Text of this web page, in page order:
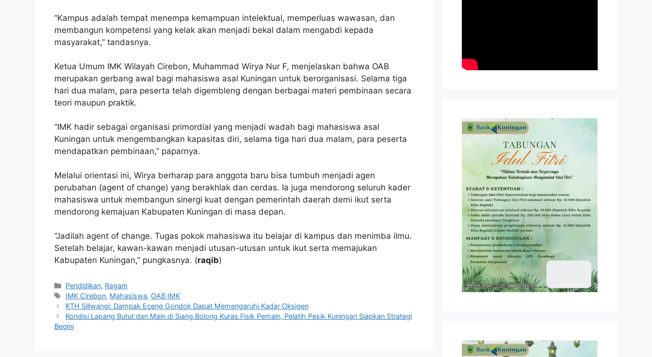
“Kampus adalah tempat menempa kemampuan intelektual, memperluas wawasan, dan
membangun kompetensi yang kelak akan menjadi bekal dalam mengabdi kepada
masyarakat,” tandasnya.
Ketua Umum IMK Wilayah Cirebon, Muhammad Wirya Nur F, menjelaskan bahwa OAB
merupakan gerbang awal bagi mahasiswa asal Kuningan untuk berorganisasi. Selama tiga
hari dua malam, para peserta telah digembleng dengan berbagai materi pembinaan secara
teori maupun praktik.
“IMK hadir sebagai organisasi primordial yang menjadi wadah bagi mahasiswa asal
Kuningan untuk mengembangkan kapasitas diri, selama tiga hari dua malam, para peserta
mendapatkan pembinaan,” paparnya.
Melalui orientasi ini, Wirya berharap para anggota baru bisa tumbuh menjadi agen
perubahan (agent of change) yang berakhlak dan cerdas. Ia juga mendorong seluruh kader
mahasiswa untuk membangun sinergi kuat dengan pemerintah daerah demi ikut serta
mendorong kemajuan Kabupaten Kuningan di masa depan.
“Jadilah agent of change. Tugas pokok mahasiswa itu belajar di kampus dan menimba ilmu.
Setelah belajar, kawan-kawan menjadi utusan-utusan untuk ikut serta memajukan
Kabupaten Kuningan,” pungkasnya. (raqib)
Kategori
Pendidikan, Ragam
Tag
IMK Cirebon, Mahasiswa, OAB IMK
KTH Siliwangi: Dampak Eceng Gondok Dapat Memengaruhi Kadar Oksigen
Kondisi Lapang Butut dan Main di Siang Bolong Kuras Fisik Pemain, Pelatih Pesik Kuningan Siapkan Strategi
Begini